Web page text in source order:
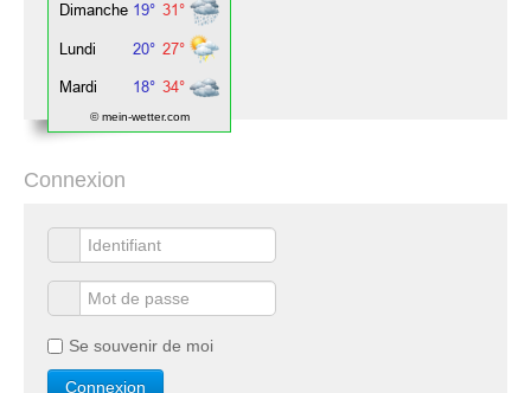
© mein-wetter.com
Connexion
Se souvenir de moi